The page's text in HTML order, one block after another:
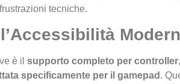
tecniche.
è il supporto completo per controller
specificamente per il gamepad .